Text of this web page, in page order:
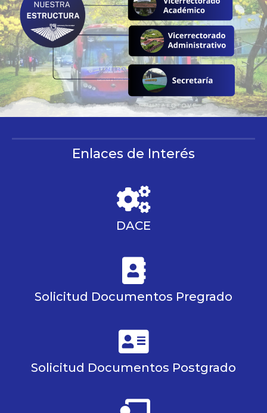
Enlaces de Interés
DACE
Solicitud Documentos Pregrado
Solicitud Documentos Postgrado